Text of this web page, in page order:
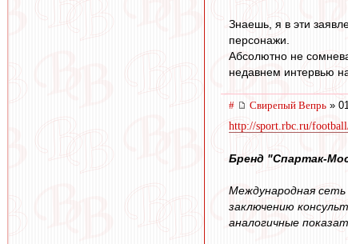
Знаешь, я в эти
персонажи.
Абсолютно не
недавнем интервью
# Свирепый Вепрь »
http://sport.rbc.ru/
Бренд "Спартак-
Международная
заключению
аналогичные